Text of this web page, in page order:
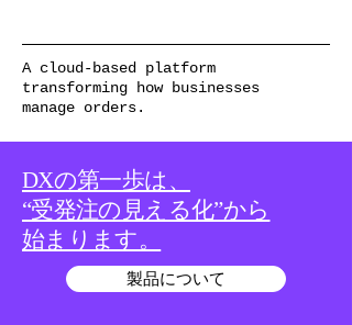
A cloud-based platform
transforming how businesses
manage orders.
DXの第一歩は、
“受発注の見える化”から
始まります。
製品について